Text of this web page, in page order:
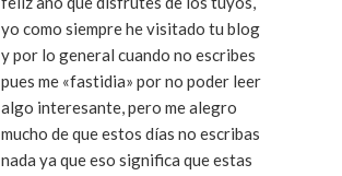
yo como siempre he visitado tu blog
y por lo general cuando no escribes
pues me «fastidia» por no poder leer
algo interesante, pero me alegro
mucho de que estos días no escribas
nada ya que eso significa que estas